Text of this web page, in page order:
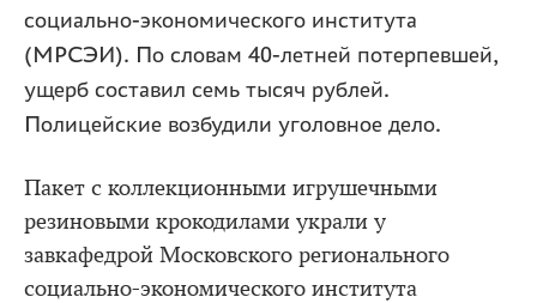
социально-экономического института
(МРСЭИ). По словам 40-летней потерпевшей,
ущерб составил семь тысяч рублей.
Полицейские возбудили уголовное дело.
Пакет с коллекционными игрушечными
резиновыми крокодилами украли у
завкафедрой Московского регионального
социально-экономического института